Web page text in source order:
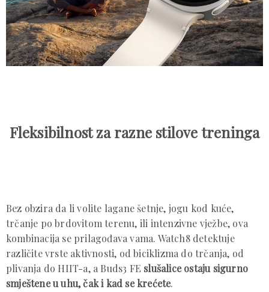
Fleksibilnost za razne stilove treninga
Bez obzira da li volite lagane šetnje, jogu kod kuće,
trčanje po brdovitom terenu, ili intenzivne vježbe, ova
kombinacija se prilagođava vama. Watch8 detektuje
različite vrste aktivnosti, od biciklizma do trčanja, od
plivanja do HIIT-a, a Buds3 FE slušalice ostaju sigurno
smještene u uhu, čak i kad se krećete.